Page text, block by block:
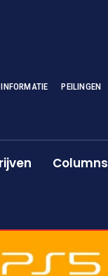
PEILINGEN
Columns